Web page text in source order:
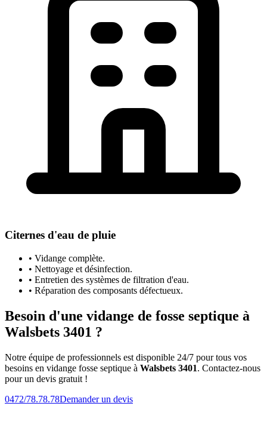
Citernes d'eau de pluie
• Vidange complète.
• Nettoyage et désinfection.
• Entretien des systèmes de filtration d'eau.
• Réparation des composants défectueux.
Besoin d'une vidange de fosse septique à
Walsbets 3401 ?
Notre équipe de professionnels est disponible 24/7 pour tous vos
besoins en vidange fosse septique à Walsbets 3401. Contactez-nous
pour un devis gratuit !
0472/78.78.78Demander un devis